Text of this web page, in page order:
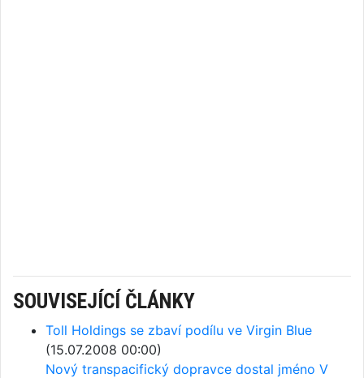
SOUVISEJÍCÍ ČLÁNKY
Toll Holdings se zbaví podílu ve Virgin Blue
(15.07.2008 00:00)
Nový transpacifický dopravce dostal jméno V